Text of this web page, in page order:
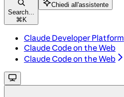
Search...
⌘ K
Chiedi all'assistente
Claude Developer Platform
Claude Code on the Web
Claude Code on the Web